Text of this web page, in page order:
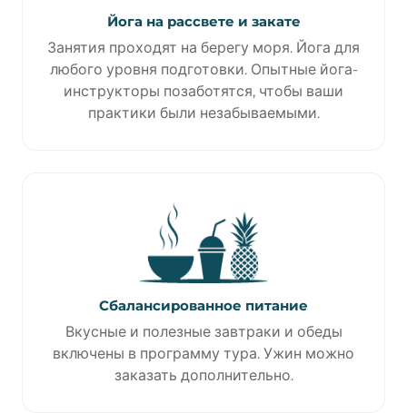
Йога на рассвете и закате
Занятия проходят на берегу моря. Йога для
любого уровня подготовки. Опытные йога-
инструкторы позаботятся, чтобы ваши
практики были незабываемыми.
Сбалансированное питание
Вкусные и полезные завтраки и обеды
включены в программу тура. Ужин можно
заказать дополнительно.